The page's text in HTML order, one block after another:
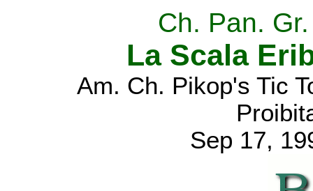
Ch. Pan.
La Scala
Am. Ch. Pikop's Tic
Sep 17,